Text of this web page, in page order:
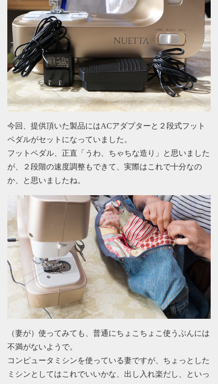
今回、提供頂いた製品にはACアダプターと２段式フット
ペダルがセットになっていました。
フットペダル、正直「うわ、ちゃちな造り」と思いました
が、２段階の速度調整もできて、実際はこれで十分なの
か、と思いましたね。
（妻が）使ってみても、普通にちょこちょこ使うぶんには
不満がないようで。
コンピュータミシンを使っている妻ですが、ちょっとした
ミシンとしてはこれでいいかな、出し入れ楽だし、といっ